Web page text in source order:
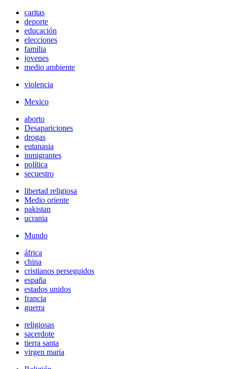
caritas
deporte
educación
elecciones
familia
jovenes
medio ambiente
violencia
Mexico
aborto
Desapariciones
drogas
eutanasia
inmigrantes
política
secuestro
libertad religiosa
Medio oriente
pakistan
ucrania
Mundo
áfrica
china
cristianos perseguidos
españa
estados unidos
francia
guerra
religiosas
sacerdote
tierra santa
virgen maria